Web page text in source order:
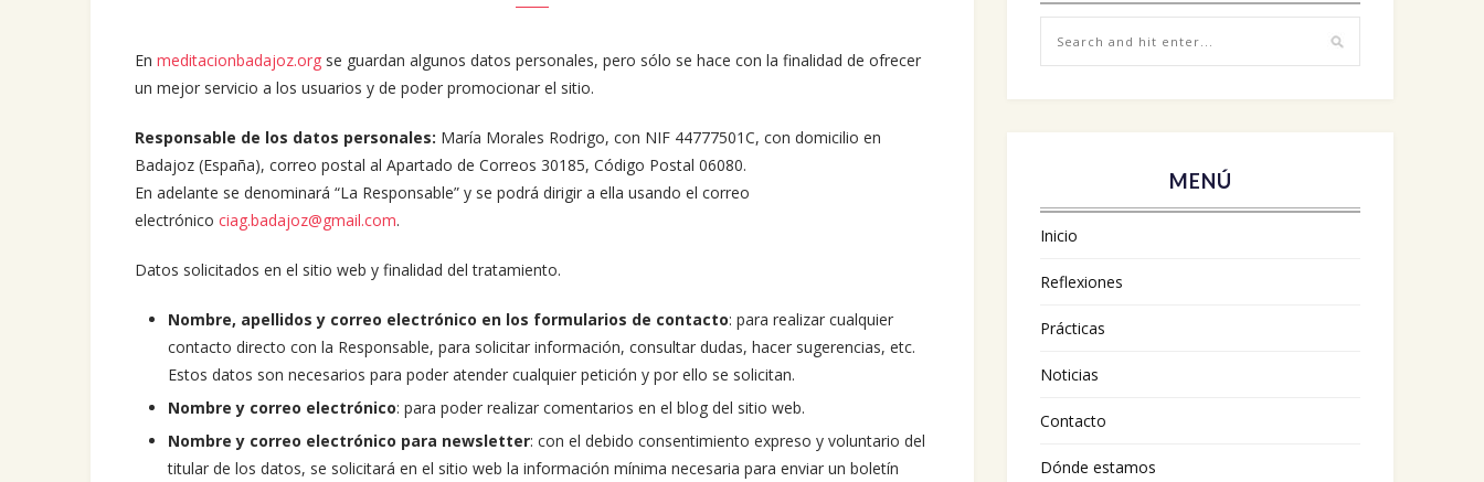
En meditacionbadajoz.org se guardan algunos datos personales, pero sólo se hace con la finalidad de ofrecer
un mejor servicio a los usuarios y de poder promocionar el sitio.
Responsable de los datos personales: María Morales Rodrigo, con NIF 44777501C, con domicilio en
Badajoz (España), correo postal al Apartado de Correos 30185, Código Postal 06080.
En adelante se denominará “La Responsable” y se podrá dirigir a ella usando el correo
electrónico ciag.badajoz@gmail.com.
Datos solicitados en el sitio web y finalidad del tratamiento.
Nombre, apellidos y correo electrónico en los formularios de contacto: para realizar cualquier
contacto directo con la Responsable, para solicitar información, consultar dudas, hacer sugerencias, etc.
Estos datos son necesarios para poder atender cualquier petición y por ello se solicitan.
Nombre y correo electrónico: para poder realizar comentarios en el blog del sitio web.
Nombre y correo electrónico para newsletter: con el debido consentimiento expreso y voluntario del
titular de los datos, se solicitará en el sitio web la información mínima necesaria para enviar un boletín
MENÚ
Inicio
Reflexiones
Prácticas
Noticias
Contacto
Dónde estamos